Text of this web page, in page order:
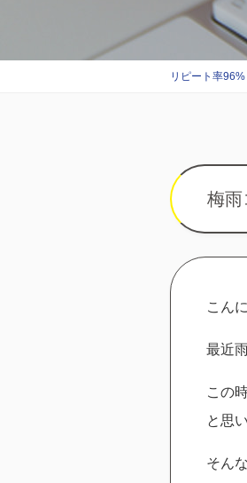
リピート率
梅雨
こん
最近
この
と思
そん